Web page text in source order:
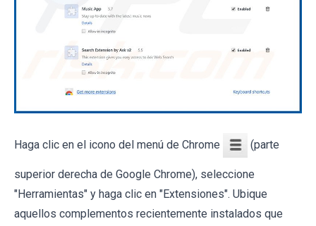
Haga clic en el icono del menú de Chrome (parte
superior derecha de Google Chrome), seleccione
"Herramientas" y haga clic en "Extensiones". Ubique
aquellos complementos recientemente instalados que